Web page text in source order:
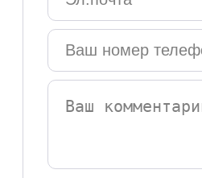
Ваш
номер
телефона*
Ваш
комментарий